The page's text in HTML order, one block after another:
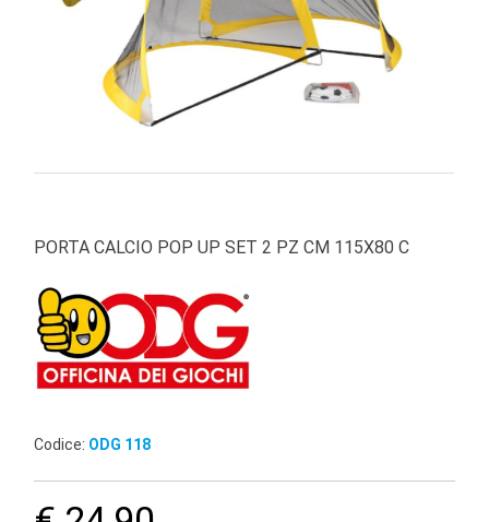
BORSETTE
PORTA CALCIO POP UP SET 2 PZ CM 115X80 C
Codice: ODG 118